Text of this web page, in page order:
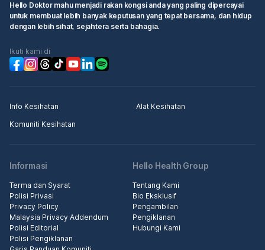
Hello Doktor mahu menjadi rakan kongsi anda yang paling dipercayai
untuk membuat lebih banyak keputusan yang tepat bersama, dan hidup
dengan lebih sihat, sejahtera serta bahagia.
Ikuti kami di
Info Kesihatan
Alat Kesihatan
Komuniti Kesihatan
Informasi
Terma dan Syarat
Polisi Privasi
Privacy Policy
Malaysia Privacy Addendum
Polisi Editorial
Polisi Pengiklanan
Hello Health Group
Tentang Kami
Bio Eksklusif
Pengambilan
Pengiklanan
Hubungi Kami